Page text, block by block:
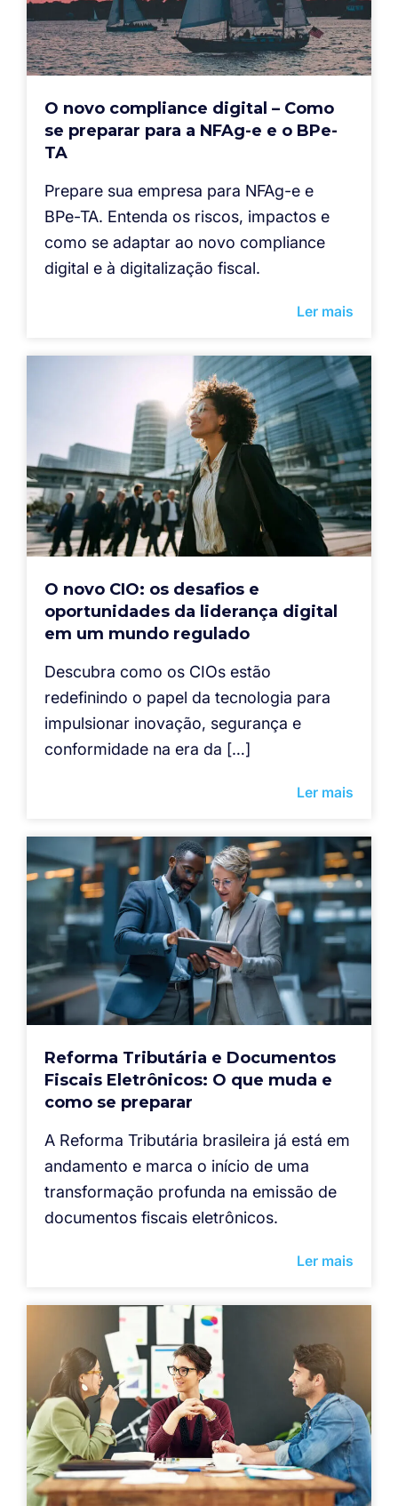
O novo compliance digital – Como
se preparar para a NFAg-e e o BPe-
TA
Prepare sua empresa para NFAg-e e
BPe-TA. Entenda os riscos, impactos e
como se adaptar ao novo compliance
digital e à digitalização fiscal.
Ler mais
O novo CIO: os desafios e
oportunidades da liderança digital
em um mundo regulado
Descubra como os CIOs estão
redefinindo o papel da tecnologia para
impulsionar inovação, segurança e
conformidade na era da […]
Ler mais
Reforma Tributária e Documentos
Fiscais Eletrônicos: O que muda e
como se preparar
A Reforma Tributária brasileira já está em
andamento e marca o início de uma
transformação profunda na emissão de
documentos fiscais eletrônicos.
Ler mais